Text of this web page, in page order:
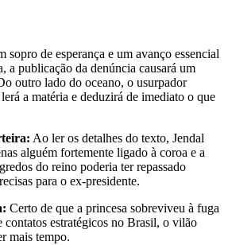
sopro de esperança e um avanço essencial
a publicação da denúncia causará um
outro lado do oceano, o usurpador
a matéria e deduzirá de imediato o que
Ao ler os detalhes do texto, Jendal
alguém fortemente ligado à coroa e a
do reino poderia ter repassado
para o ex-presidente.
Certo de que a princesa sobreviveu à fuga
contatos estratégicos no Brasil, o vilão
mais tempo.